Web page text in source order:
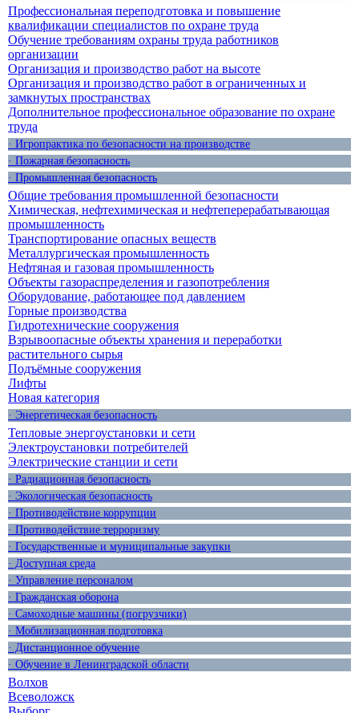
Профессиональная переподготовка и повышение
квалификации специалистов по охране труда
Обучение требованиям охраны труда работников
организации
Организация и производство работ на высоте
Организация и производство работ в ограниченных и
замкнутых пространствах
Дополнительное профессиональное образование по охране
труда
· Игропрактика по безопасности на производстве
· Пожарная безопасность
· Промышленная безопасность
Общие требования промышленной безопасности
Химическая, нефтехимическая и нефтеперерабатывающая
промышленность
Транспортирование опасных веществ
Металлургическая промышленность
Нефтяная и газовая промышленность
Объекты газораспределения и газопотребления
Оборудование, работающее под давлением
Горные производства
Гидротехнические сооружения
Взрывоопасные объекты хранения и переработки
растительного сырья
Подъёмные сооружения
Лифты
Новая категория
· Энергетическая безопасность
Тепловые энергоустановки и сети
Электроустановки потребителей
Электрические станции и сети
· Радиационная безопасность
· Экологическая безопасность
· Противодействие коррупции
· Противодействие терроризму
· Государственные и муниципальные закупки
· Доступная среда
· Управление персоналом
· Гражданская оборона
· Самоходные машины (погрузчики)
· Мобилизационная подготовка
· Дистанционное обучение
· Обучение в Ленинградской области
Волхов
Всеволожск